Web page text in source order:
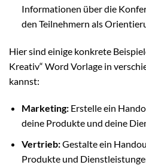
Informationen über die
den Teilnehmern als
Hier sind einige konkrete
Kreativ“ Word Vorlage in
kannst:
Marketing:Erstelle ein
deine Produkte und deine
Vertrieb:Gestalte ein
Produkte und